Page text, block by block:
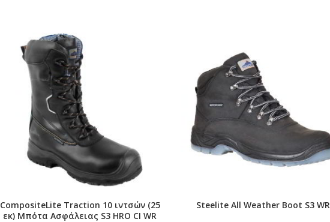
CompositeLite Traction 10 ιντσών (25
εκ) Μπότα Ασφάλειας S3 HRO CI WR
Steelite All Weather Boot S3 WR